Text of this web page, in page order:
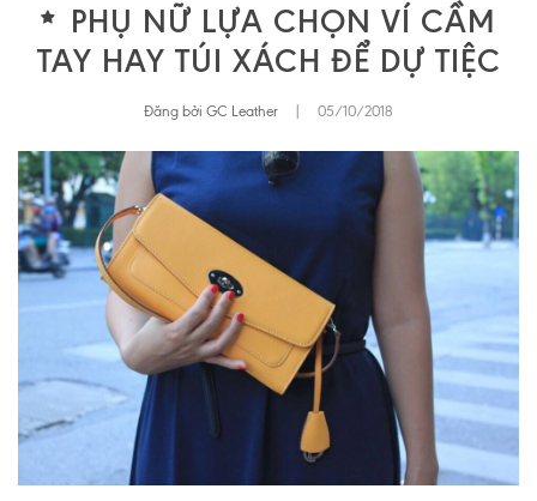
PHỤ NỮ LỰA CHỌN VÍ CẦM
TAY HAY TÚI XÁCH ĐỂ DỰ TIỆC
Đăng bởi GC Leather 05/10/2018